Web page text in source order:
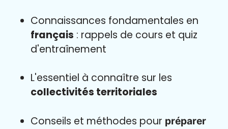
Connaissances fondamentales en
français : rappels de cours et quiz
d'entraînement
L'essentiel à connaître sur les
collectivités territoriales
Conseils et méthodes pour préparer